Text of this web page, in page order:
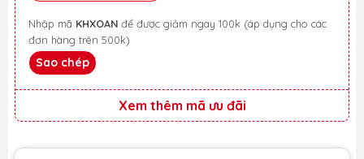
Nhập mã KHXOAN
đơn hàng trên 500k)
Sao chép
Xem thêm mã ưu đãi